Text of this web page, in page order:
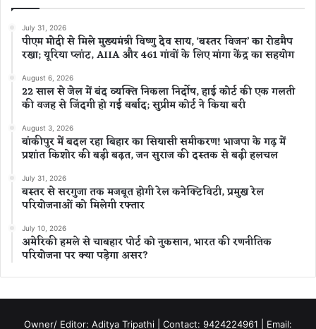
July 31, 2026
पीएम मोदी से मिले मुख्यमंत्री विष्णु देव साय, ‘बस्तर विजन’ का रोडमैप
रखा; यूरिया प्लांट, AIIA और 461 गांवों के लिए मांगा केंद्र का सहयोग
August 6, 2026
22 साल से जेल में बंद व्यक्ति निकला निर्दोष, हाई कोर्ट की एक गलती
की वजह से जिंदगी हो गई बर्बाद; सुप्रीम कोर्ट ने किया बरी
August 3, 2026
बांकीपुर में बदल रहा बिहार का सियासी समीकरण! भाजपा के गढ़ में
प्रशांत किशोर की बड़ी बढ़त, जन सुराज की दस्तक से बढ़ी हलचल
July 31, 2026
बस्तर से सरगुजा तक मजबूत होगी रेल कनेक्टिविटी, प्रमुख रेल
परियोजनाओं को मिलेगी रफ्तार
July 10, 2026
अमेरिकी हमले से चाबहार पोर्ट को नुकसान, भारत की रणनीतिक
परियोजना पर क्या पड़ेगा असर?
Owner/ Editor: Aditya Tripathi | Contact: 9424224961 | Email: